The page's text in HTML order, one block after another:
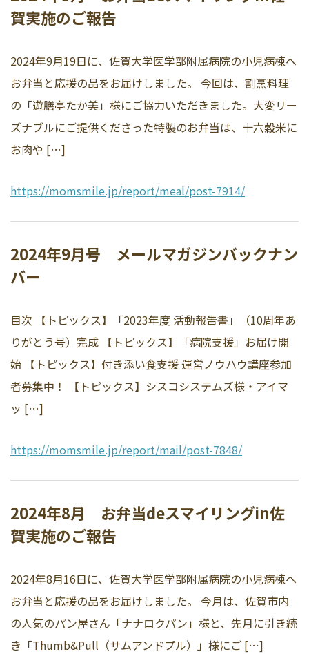
賀実施のご報告
2024年9月19日に、佐賀大学医学部附属病院の小児病棟へ
お弁当と応援の品をお届けしました。 今回は、割烹料理
の「遊膳亭たか美」様にご協力いただきました。大変リー
ズナブルにご提供くださった特製のお弁当は、十六穀米に
お肉や […]
https://momsmile.jp/report/meal/post-7914/
2024年9月号 メールマガジンバックナン
バー
目次 【トピックス】「2023年度 活動報告書」（10周年あ
りがとう号）完成 【トピックス】「病院支援」お届け開
始 【トピックス】付き添い食支援 運営ノウハウ講座参加
者募集中！ 【トピックス】シスコシステムズ様・アイマ
ッ […]
https://momsmile.jp/report/mail/post-7848/
2024年8月 お弁当deスマイリングin佐
賀実施のご報告
2024年8月16日に、佐賀大学医学部附属病院の小児病棟へ
お弁当と応援の品をお届けしました。 今月は、佐賀市内
の人気のパン屋さん「ナナロクパン」様と、先月に引き続
き「Thumb&Pull（サムアンドプル）」様にご […]